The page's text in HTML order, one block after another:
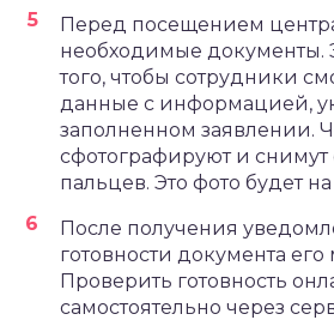
Перед посещением
необходимые документы.
того, чтобы сотрудники
данные с информацией,
заполненном заявлении.
сфотографируют и снимут
пальцев. Это фото будет
После получения
готовности документа
Проверить готовность
самостоятельно через